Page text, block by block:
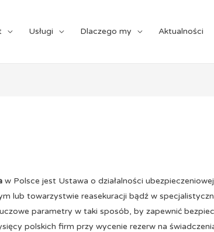
Usługi Dlaczego my Aktualności
w Polsce jest Ustawa o działalności
lub towarzystwie reasekuracji bądź w
parametry w taki sposób, by zapewnić
polskich firm przy wycenie rezerw na